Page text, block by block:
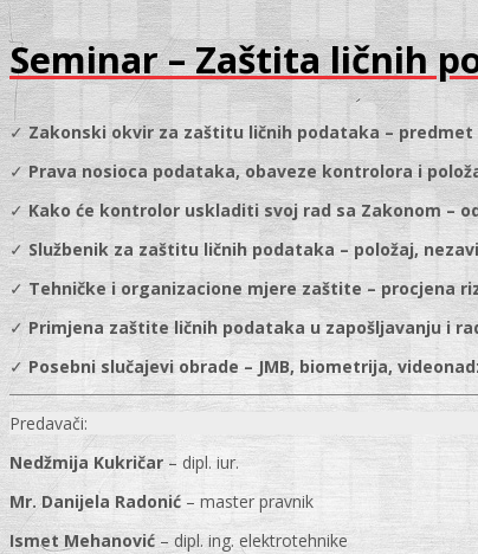
Seminar – Zaštita ličnih
✓Zakonski okvir za zaštitu ličnih podataka –
✓Prava nosioca podataka, obaveze kontrolora i
✓Kako će kontrolor uskladiti svoj rad sa Zakonom –
✓Službenik za zaštitu ličnih podataka – položaj,
✓ Tehničke i organizacione mjere zaštite – procjena
✓ Primjena zaštite ličnih podataka u zapošljavanju i
✓ Posebni slučajevi obrade – JMB, biometrija,
Predavači:
Nedžmija Kukričar – dipl. iur.
Mr. Danijela Radonić – master pravnik
Ismet Mehanović – dipl. ing. elektrotehnike